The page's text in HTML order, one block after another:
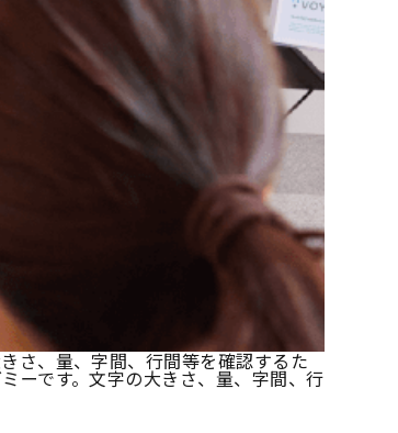
さ、量、字間、行間等を確認するた
ーです。文字の大きさ、量、字間、行